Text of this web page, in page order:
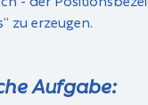
zu erzeugen.
Aufgabe: